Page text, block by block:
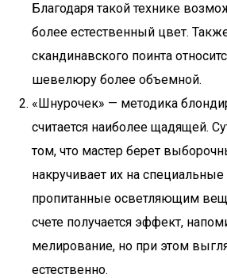
Благодаря такой технике
более естественный цвет.
скандинавского поинта
шевелюру более объемной.
«Шнурочек» — методика
считается наиболее щадящей.
том, что мастер берет
накручивает их на
пропитанные осветляющим
счете получается эффект,
мелирование, но при этом
естественно.